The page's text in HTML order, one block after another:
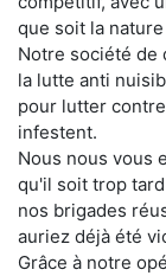
que soit la
Notre société de
la lutte anti
pour lutter
infestent.
Nous nous vous
qu'il soit trop
nos brigades
auriez déjà été
Grâce à notre